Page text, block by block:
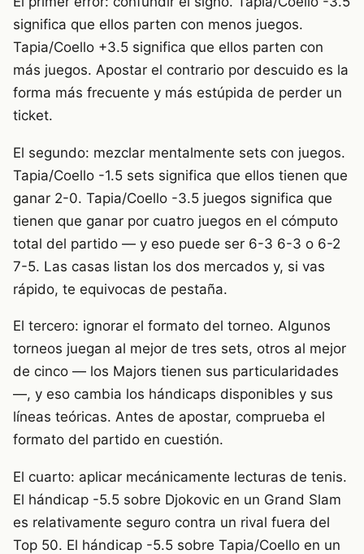
significa que ellos parten con menos juegos.
Tapia/Coello +3.5 significa que ellos parten con
más juegos. Apostar el contrario por descuido es la
forma más frecuente y más estúpida de perder un
ticket.
El segundo: mezclar mentalmente sets con juegos.
Tapia/Coello -1.5 sets significa que ellos tienen que
ganar 2-0. Tapia/Coello -3.5 juegos significa que
tienen que ganar por cuatro juegos en el cómputo
total del partido — y eso puede ser 6-3 6-3 o 6-2
7-5. Las casas listan los dos mercados y, si vas
rápido, te equivocas de pestaña.
El tercero: ignorar el formato del torneo. Algunos
torneos juegan al mejor de tres sets, otros al mejor
de cinco — los Majors tienen sus particularidades
—, y eso cambia los hándicaps disponibles y sus
líneas teóricas. Antes de apostar, comprueba el
formato del partido en cuestión.
El cuarto: aplicar mecánicamente lecturas de tenis.
El hándicap -5.5 sobre Djokovic en un Grand Slam
es relativamente seguro contra un rival fuera del
Top 50. El hándicap -5.5 sobre Tapia/Coello en un